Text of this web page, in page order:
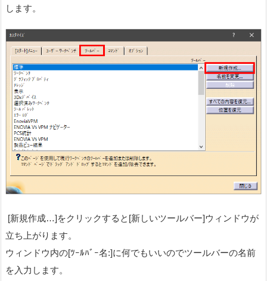
します。
[新規作成…]をクリックすると[新しいツールバー]ウィンドウが
立ち上がります。
ウィンドウ内の[ﾂｰﾙﾊﾞｰ名:]に何でもいいのでツールバーの名前
を入力します。